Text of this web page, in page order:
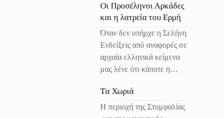
Οι Προσέληνοι Αρκάδες
και η λατρεία του Ερμή
Όταν δεν υπήρχε η Σελήνη
Ενδείξεις από αναφορές σε
αρχαία ελληνικά κείμενα
μας λένε ότι κάποτε η…
Tα Χωριά
Η περιοχή της Στυμφαλίας